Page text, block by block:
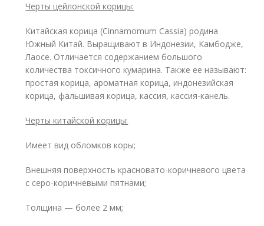
Черты цейлонской корицы:
Китайская корица (Cinnamomum Cassia) родина
Южный Китай. Выращивают в Индонезии, Камбодже,
Лаосе. Отличается содержанием большого
количества токсичного кумарина. Также ее называют:
простая корица, ароматная корица, индонезийская
корица, фальшивая корица, кассия, кассия-канель.
Черты китайской корицы:
Имеет вид обломков коры;
Внешняя поверхность красновато-коричневого цвета
с серо-коричневыми пятнами;
Толщина — более 2 мм;